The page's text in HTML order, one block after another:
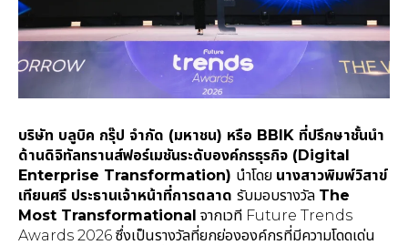
บริษัท บลูบิค กรุ๊ป จํากัด (มหาชน) หรือ BBIK ที่ปรึกษาชั้นนำ
ด้านดิจิทัลทรานส์ฟอร์เมชันระดับองค์กรธุรกิจ (Digital
Enterprise Transformation) นำโดย นางสาวพิมพ์วิสาข์
เทียนศรี ประธานเจ้าหน้าที่การตลาด รับมอบรางวัล The
Most Transformational จากเวที Future Trends
Awards 2026 ซึ่งเป็นรางวัลที่ยกย่ององค์กรที่มีความโดดเด่น